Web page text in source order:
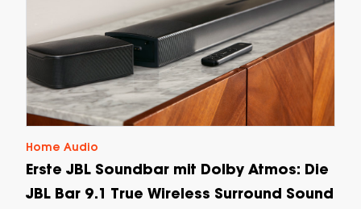
Home Audio
Erste JBL Soundbar mit Dolby Atmos: Die
JBL Bar 9.1 True Wireless Surround Sound